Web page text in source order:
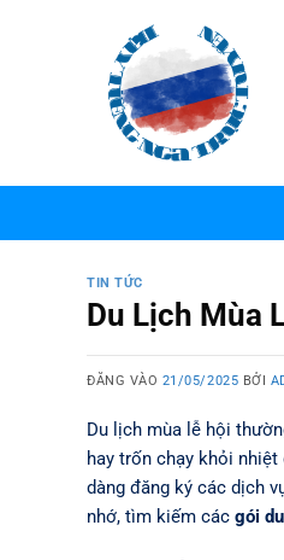
TIN TỨC
Du Lịch Mùa
ĐĂNG VÀO 21/05/2025 BỞI
Du lịch mùa lễ hội
hay trốn chạy khỏi
dàng đăng ký các dịch
nhớ, tìm kiếm các gói